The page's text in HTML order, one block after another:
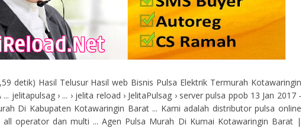
detik) Hasil Telusur Hasil web Bisnis Pulsa Elektrik Termurah Kotawaringin
... jelitapulsag › ... › jelita reload › JelitaPulsag › server pulsa ppob 13 Jan 2017 -
Di Kabupaten Kotawaringin Barat ... Kami adalah distributor pulsa online
operator dan multi ... Agen Pulsa Murah Di Kumai Kotawaringin Barat |